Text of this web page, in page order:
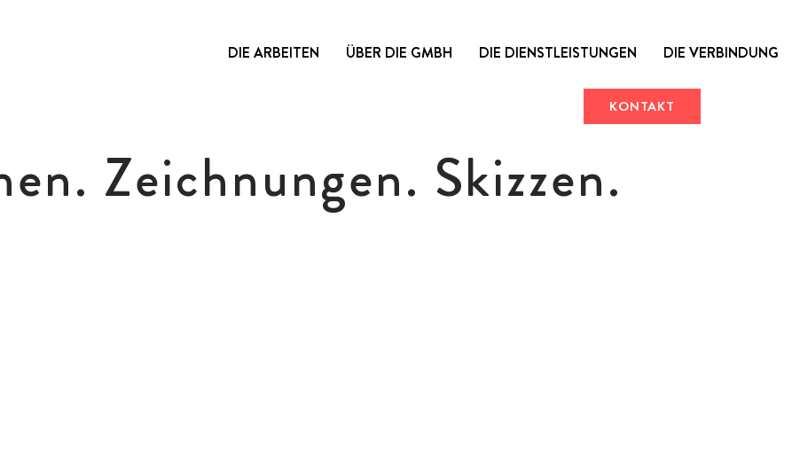
DIE ARBEITEN ÜBER DIE GMBH DIE DIENSTLEISTUNGEN DIE VERBINDUNG
KONTAKT
KONTAKT
Zeichnungen. Skizzen.